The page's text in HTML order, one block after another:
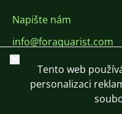
Napište nám
info@foraquarist.com
+420 603 449 602
Zavřít
Tento web
personalizaci